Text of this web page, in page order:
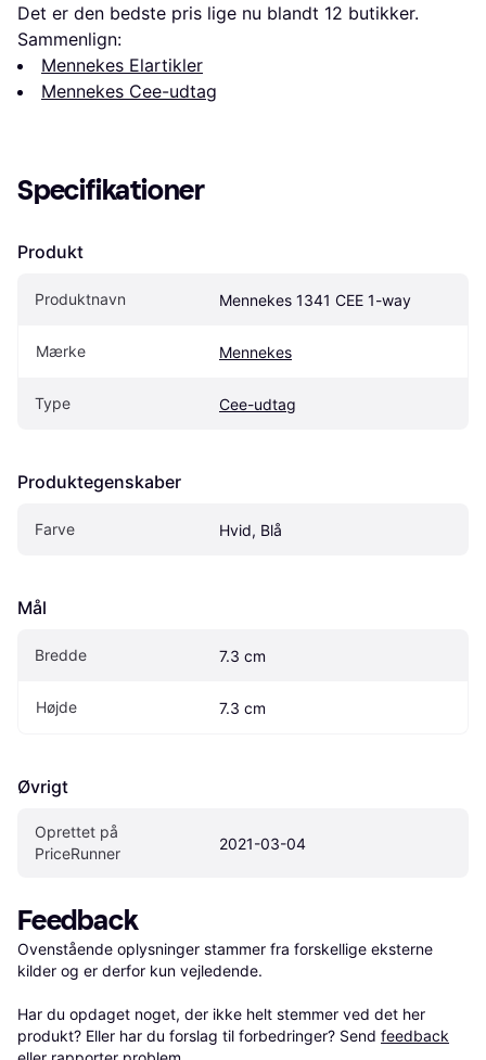
Det er den bedste pris lige nu blandt 12 butikker.
Sammenlign:
Mennekes Elartikler
Mennekes Cee-udtag
Specifikationer
Produkt
Produktnavn Mennekes 1341 CEE 1-way
Mærke Mennekes
Type Cee-udtag
Produktegenskaber
Farve Hvid, Blå
Mål
Bredde 7.3 cm
Højde 7.3 cm
Øvrigt
Oprettet på
PriceRunner
2021-03-04
Feedback
Ovenstående oplysninger stammer fra forskellige eksterne
kilder og er derfor kun vejledende.
Har du opdaget noget, der ikke helt stemmer ved det her
produkt? Eller har du forslag til forbedringer? Send feedback